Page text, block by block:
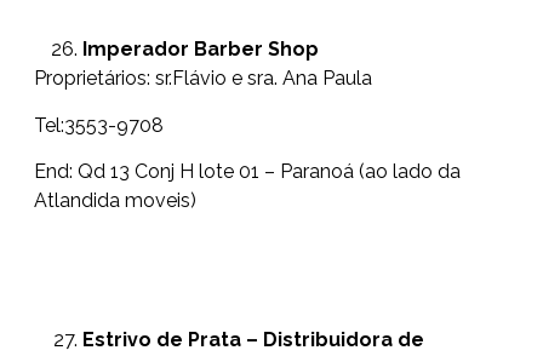
Imperador Barber Shop
Proprietários: sr.Flávio e sra. Ana Paula
Tel:3553-9708
End: Qd 13 Conj H lote 01 – Paranoá (ao lado da
Atlandida moveis)
Estrivo de Prata – Distribuidora de